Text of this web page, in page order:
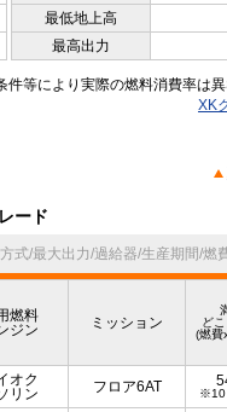
最低地上高
最高出力
等により実際の燃料消費率は異
XK
ード
式/最大出力/過給器/生産期間/燃
燃料
ジン
ミッション
ど
(燃費
オク
リン
フロア6AT ※10